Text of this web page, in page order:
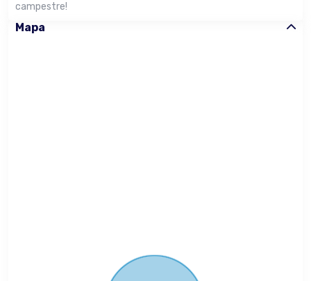
campestre!
Mapa